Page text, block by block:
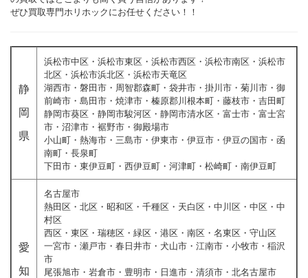
ぜひ買取専門ホリホックにお任せください！！
静
岡
県
浜松市中区・浜松市東区・浜松市西区・浜松市南区・浜松市
北区・浜松市浜北区・浜松市天竜区
湖西市・磐田市・周智郡森町・袋井市・掛川市・菊川市・御
前崎市・島田市・焼津市・榛原郡川根本町・藤枝市・吉田町
静岡市葵区・静岡市駿河区・静岡市清水区・富士市・富士宮
市・沼津市・裾野市・御殿場市
小山町・熱海市・三島市・伊東市・伊豆市・伊豆の国市・函
南町・長泉町
下田市・東伊豆町・西伊豆町・河津町・松崎町・南伊豆町
愛
知
名古屋市
熱田区・北区・昭和区・千種区・天白区・中川区・中区・中
村区
西区・東区・瑞穂区・緑区・港区・南区・名東区・守山区
一宮市・瀬戸市・春日井市・犬山市・江南市・小牧市・稲沢
市
尾張旭市・岩倉市・豊明市・日進市・清須市・北名古屋市